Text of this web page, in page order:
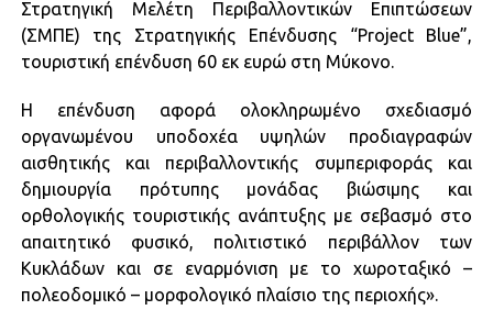
Στρατηγική Μελέτη Περιβαλλοντικών Επιπτώσεων
(ΣΜΠΕ) της Στρατηγικής Επένδυσης “Project Blue”,
τουριστική επένδυση 60 εκ ευρώ στη Μύκονο.
Η επένδυση αφορά ολοκληρωμένο σχεδιασμό
οργανωμένου υποδοχέα υψηλών προδιαγραφών
αισθητικής και περιβαλλοντικής συμπεριφοράς και
δημιουργία πρότυπης μονάδας βιώσιμης και
ορθολογικής τουριστικής ανάπτυξης με σεβασμό στο
απαιτητικό φυσικό, πολιτιστικό περιβάλλον των
Κυκλάδων και σε εναρμόνιση με το χωροταξικό –
πολεοδομικό – μορφολογικό πλαίσιο της περιοχής».